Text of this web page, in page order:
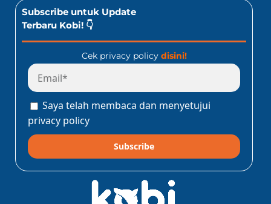
Subscribe untuk Update
Terbaru Kobi! 👇
Cek privacy policy disini!
Saya telah membaca dan menyetujui
privacy policy
Subscribe